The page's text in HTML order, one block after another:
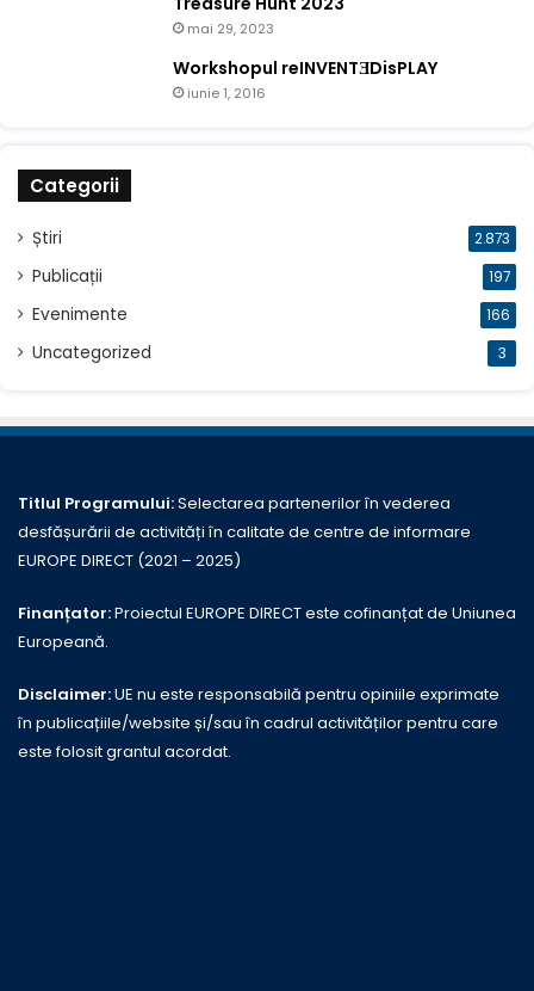
mai 29, 2023
Workshopul reINVENTƎDisPLAY
iunie 1, 2016
Categorii
Știri 2.873
Publicații 197
Evenimente 166
Uncategorized 3
Titlul Programului:Selectarea partenerilor în vederea
desfășurării de activități în calitate de centre de informare
EUROPE DIRECT (2021 – 2025)
Finanțator:Proiectul EUROPE DIRECT este cofinanțat de Uniunea
Europeană.
Disclaimer:UE nu este responsabilă pentru opiniile exprimate
în publicațiile/website și/sau în cadrul activităților pentru care
este folosit grantul acordat.